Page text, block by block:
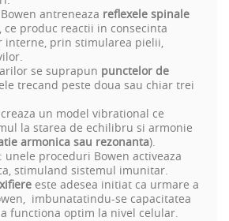
antreneaza reflexele spinale
, ce produc reactii in consecinta
interne, prin stimularea pielii,
se suprapun punctelor de
trecand peste doua sau chiar trei
un model vibrational ce
la starea de echilibru si armonie
armonica sau rezonanta).
: unele proceduri Bowen activeaza
stimuland sistemul imunitar.
este adesea initiat ca urmare a
imbunatatindu-se capacitatea
functiona optim la nivel celular.